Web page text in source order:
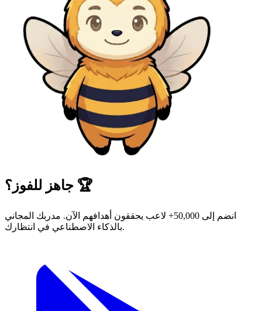
جاهز للفوز؟ 🏆
انضم إلى 50,000+ لاعب يحققون أهدافهم الآن. مدربك المجاني
بالذكاء الاصطناعي في انتظارك.